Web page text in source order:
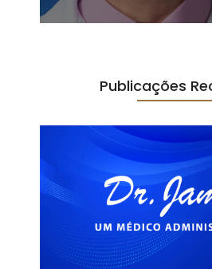
Publicações